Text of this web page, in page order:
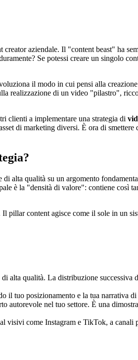
aziendale. Il "content beast" ha
Se potessi creare un singolo
il modo in cui pensi alla
realizzazione di un video "pilastro",
clienti a implementare una strategia di
di marketing diversi. È ora di smettere
alta qualità su un argomento
è la "densità di valore": contiene così
content agisce come il sole in un
alta qualità. La distribuzione
il tuo posizionamento e la tua narrativa
autorevole nel tuo settore. È una
visivi come Instagram e TikTok, a